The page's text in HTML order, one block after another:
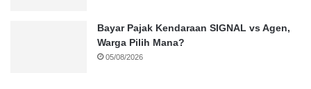
Bayar Pajak Kendaraan SIGNAL vs Agen,
Warga Pilih Mana?
05/08/2026